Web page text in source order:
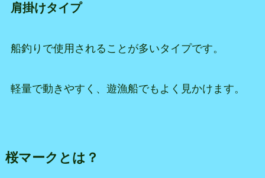
肩掛けタイプ
船釣りで使用されることが多いタイプです。
軽量で動きやすく、遊漁船でもよく見かけます。
桜マークとは？